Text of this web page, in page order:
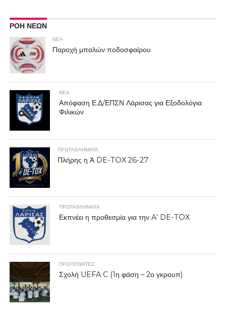
ΡΟΗ ΝΕΩΝ
ΝΕΑ
Παροχή μπαλών ποδοσφαίρου
ΝΕΑ
Απόφαση Ε.Δ/ΕΠΣΝ Λάρισας για Εξοδολόγια
Φιλικών
ΠΡΩΤΑΘΛΉΜΑΤΑ
Πλήρης η Ά DE-TOX 26-27
ΠΡΩΤΑΘΛΉΜΑΤΑ
Εκπνέει η προθεσμία για την A’ DE-TOX
ΠΡΟΠΟΝΗΤΈΣ
Σχολή UEFA C (1η φάση – 2ο γκρουπ)